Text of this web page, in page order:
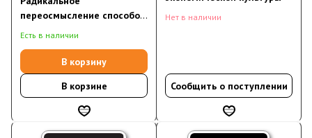
переосмысление способов
преодоления мировой
Есть в наличии
В корзину
В корзине
Нет в наличии
Сообщить о поступлении